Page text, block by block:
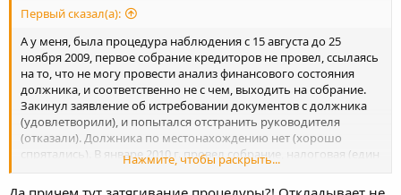
Первый сказал(а):
А у меня, была процедура наблюдения с 15 августа до 25
ноября 2009, первое собрание кредиторов не провел, ссылаясь
на то, что не могу провести анализ финансового состояния
должника, и соответственно не с чем, выходить на собрание.
Закинул заявление об истребовании документов с должника
(удовлетворили), и попытался отстранить руководителя
(отказали). Должника по местонахождению нет (хорошо
спрятались). В январе 2010 г. провел собрание, налоговая (един
кредитор) проголосовала за конкурс. Однако, суд отказался
вводить конкурное производство ссылаясь на декабрьский
Нажмите, чтобы раскрыть...